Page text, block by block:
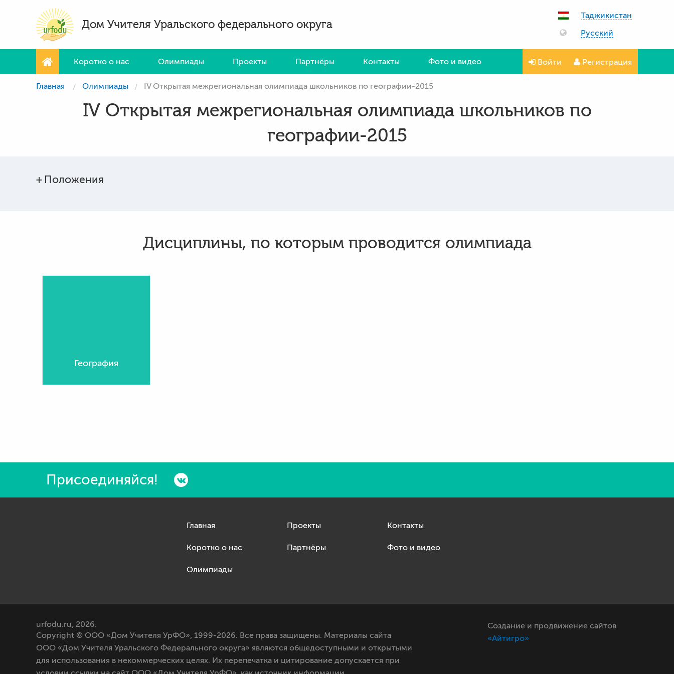
Дом Учителя Уральского федерального округа
Таджикистан
Русский
Коротко о нас Олимпиады Проекты Партнёры Контакты Фото и видео Войти Регистрация
Главная Олимпиады IV Открытая межрегиональная олимпиада школьников по географии-2015
IV Открытая межрегиональная олимпиада школьников по
географии-2015
Положения
Дисциплины, по которым проводится олимпиада
География
Присоединяйся!
Главная
Коротко о нас
Олимпиады
Проекты
Партнёры
Контакты
Фото и видео
urfodu.ru, 2026.
Copyright © ООО «Дом Учителя УрФО», 1999-2026. Все права защищены. Материалы сайта
ООО «Дом Учителя Уральского Федерального округа» являются общедоступными и открытыми
для использования в некоммерческих целях. Их перепечатка и цитирование допускается при
Создание и продвижение сайтов
«Айтигро»